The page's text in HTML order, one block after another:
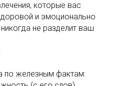
которые вас
и эмоционально
не разделит ваш
по железным фактам: